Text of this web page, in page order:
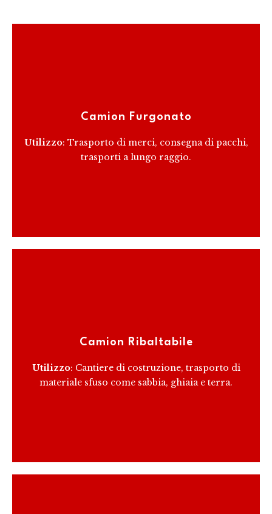
Camion Furgonato
Utilizzo: Trasporto di merci, consegna di pacchi,
trasporti a lungo raggio.
intemperie e la possibilità di personalizzare l'interno
Camion Ribaltabile
Utilizzo: Cantiere di costruzione, trasporto di
materiale sfuso come sabbia, ghiaia e terra.
ribaltabili possono facilmente scaricare il loro carico
ribaltando la cassa.
RICEVI PREVENTIVO